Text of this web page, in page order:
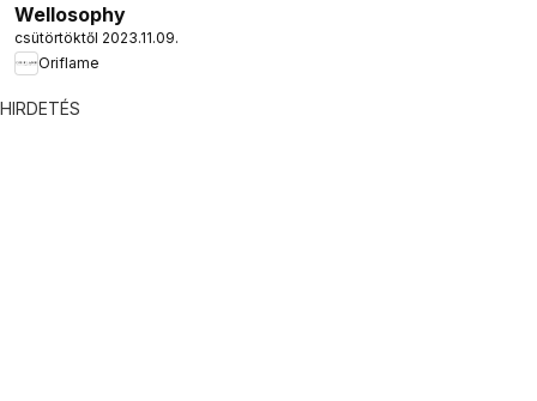
Wellosophy
csütörtöktől 2023.11.09.
Oriflame
HIRDETÉS